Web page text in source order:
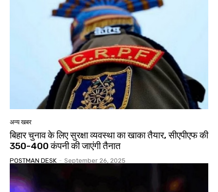
अन्य खबर
बिहार चुनाव के लिए सुरक्षा व्यवस्था का खाका तैयार, सीएपीएफ की
350-400 कंपनी की जाएंगी तैनात
POSTMAN DESK - September 26, 2025